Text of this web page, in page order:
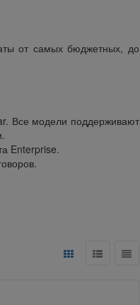
от самых бюджетных, до
Все модели поддерживают
Enterprise.